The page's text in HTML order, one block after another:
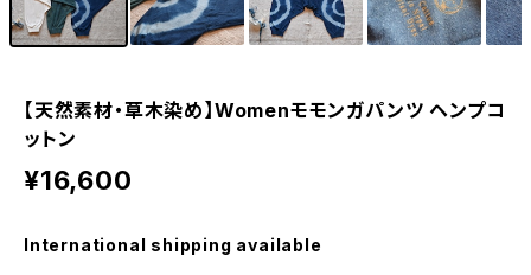
【天然素材・草木染め】Womenモモンガパンツ ヘンプコ
ットン
¥16,600
International shipping available